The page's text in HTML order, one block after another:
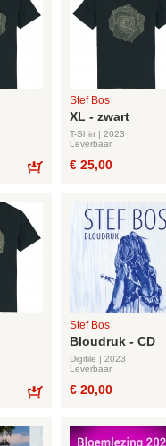
Stef Bos
XL - zwart
T-Shirt | 2023
Leverbaar
€ 25,00
Stef Bos
Bloudruk - CD
Digifile | 2023
Leverbaar
€ 20,00